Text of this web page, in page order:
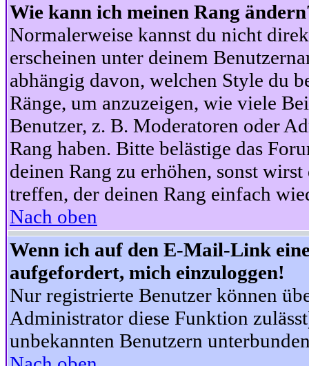
Wie kann ich meinen Rang
Normalerweise kannst du nicht
erscheinen unter deinem
abhängig davon, welchen Style du
Ränge, um anzuzeigen, wie viele
Benutzer, z. B. Moderatoren oder
Rang haben. Bitte belästige das
deinen Rang zu erhöhen, sonst
treffen, der deinen Rang einfach
Nach oben
Wenn ich auf den E-Mail-Link
aufgefordert, mich einzuloggen!
Nur registrierte Benutzer können
Administrator diese Funktion
unbekannten Benutzern